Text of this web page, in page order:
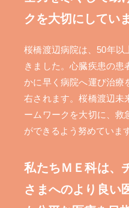
クを大切にしてい
桜橋渡辺病院は、50年以
きました。心臓疾患の患
かに早く病院へ運び治療
右されます。桜橋渡辺未
ームワークを大切に、救
ができるよう努めていま
私たちＭＥ科は、
さまへのより良い